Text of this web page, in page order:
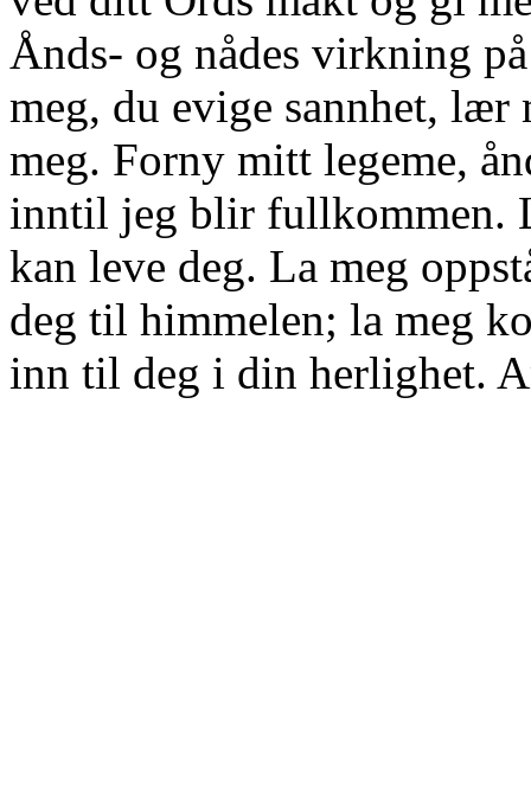
Ånds- og nådes virkning
meg, du evige sannhet,
meg. Forny mitt legeme,
inntil jeg blir fullkommen.
kan leve deg. La meg
deg til himmelen; la meg
inn til deg i din herlighet.